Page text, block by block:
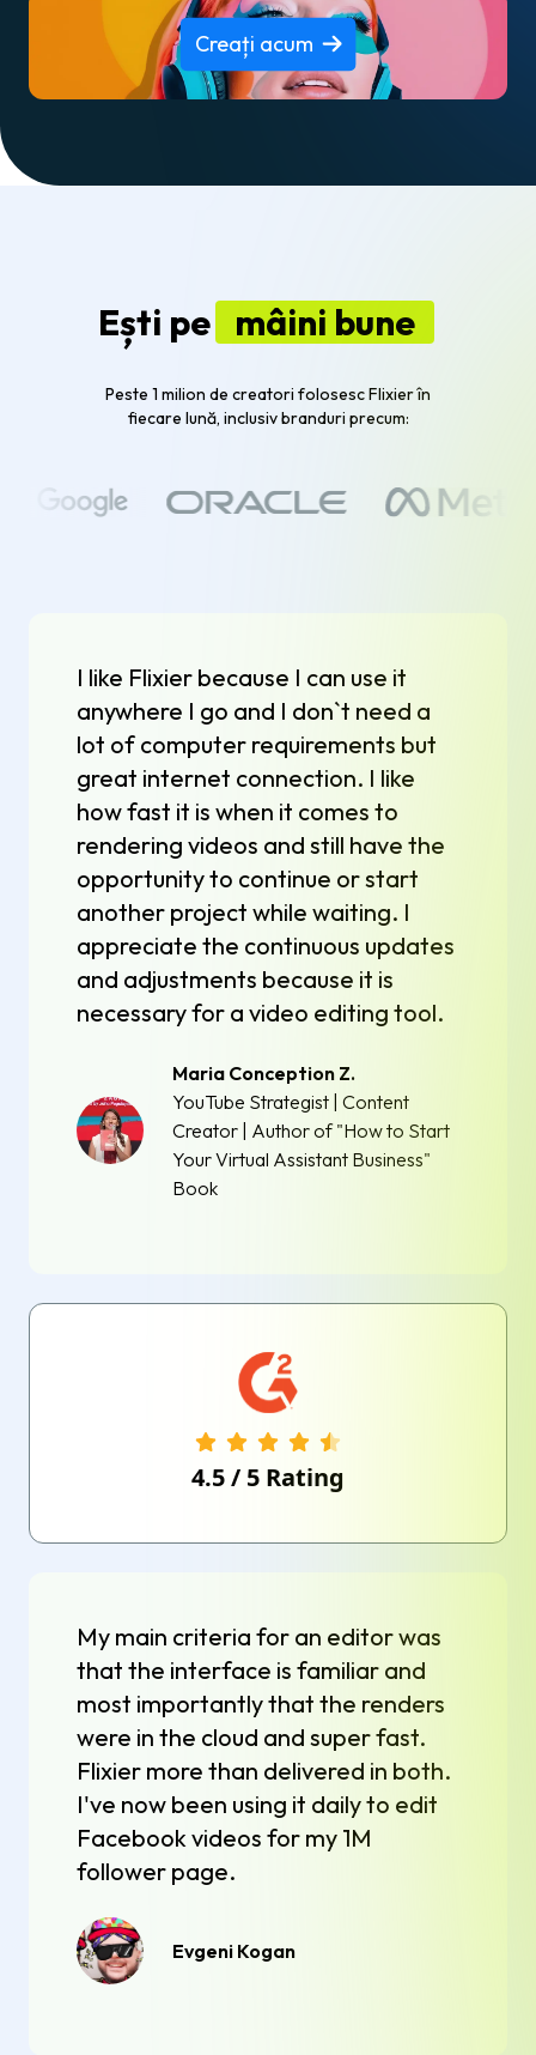
Creați acum
Ești pe mâini bune
Peste 1 milion de creatori folosesc Flixier în
fiecare lună, inclusiv branduri precum:
I like Flixier because I can use it
anywhere I go and I don`t need a
lot of computer requirements but
great internet connection. I like
how fast it is when it comes to
rendering videos and still have the
opportunity to continue or start
another project while waiting. I
appreciate the continuous updates
and adjustments because it is
necessary for a video editing tool.
Maria Conception Z.
YouTube Strategist | Content
Creator | Author of "How to Start
Your Virtual Assistant Business"
Book
4.5/ 5 Rating
My main criteria for an editor was
that the interface is familiar and
most importantly that the renders
were in the cloud and super fast.
Flixier more than delivered in both.
I've now been using it daily to edit
Facebook videos for my 1M
follower page.
Evgeni Kogan